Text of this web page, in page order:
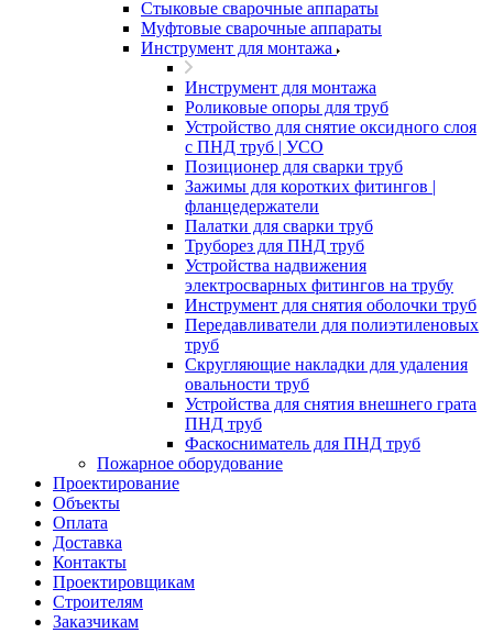
Стыковые сварочные аппараты
Муфтовые сварочные аппараты
Инструмент для монтажа
Инструмент для монтажа
Роликовые опоры для труб
Устройство для снятие оксидного слоя
с ПНД труб | УСО
Позиционер для сварки труб
Зажимы для коротких фитингов |
фланцедержатели
Палатки для сварки труб
Труборез для ПНД труб
Устройства надвижения
электросварных фитингов на трубу
Инструмент для снятия оболочки труб
Передавливатели для полиэтиленовых
труб
Скругляющие накладки для удаления
овальности труб
Устройства для снятия внешнего грата
ПНД труб
Фаскосниматель для ПНД труб
Пожарное оборудование
Проектирование
Объекты
Оплата
Доставка
Контакты
Проектировщикам
Строителям
Заказчикам